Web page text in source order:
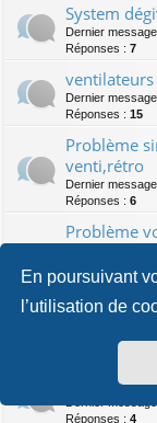
En poursuivant
l’utilisation de
System
Dernier
Réponses : 7
Dernier
Réponses : 15
Problème
venti,rétro
Dernier
Réponses : 6
Problème
Dernier
Réponses : 2
pb de radar
mon
Réponses : 4